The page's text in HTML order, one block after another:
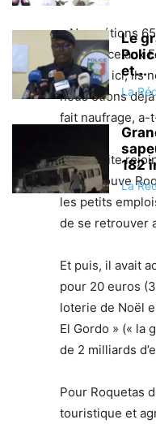
« Nous étions
c’est grâce aux
sommes ici, ils
nous étions déjà
fait naufrage, a-
Il a ensuite
où se trouve
les petits
de se retrouver
Et puis, il avait
pour 20 euros
loterie de Noël
El Gordo » (« la
de 2 milliards
Pour Roquetas
touristique et
Le
et...
La
182
La